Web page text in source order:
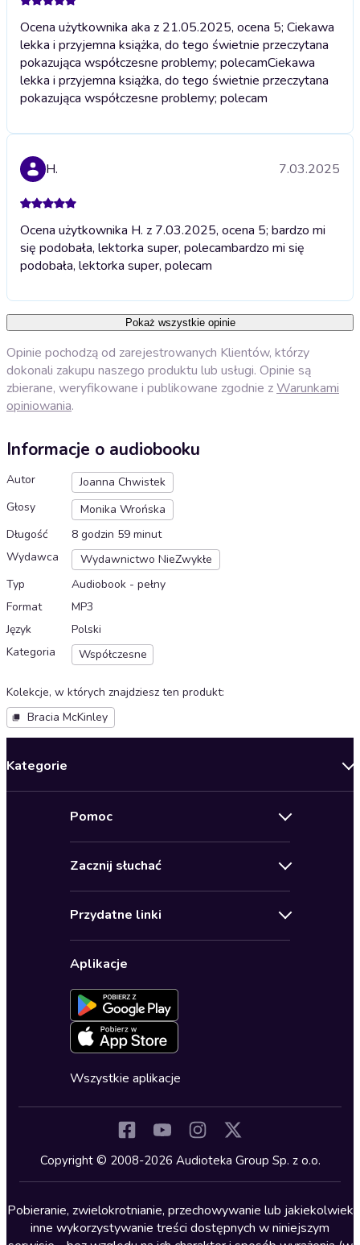
Ocena użytkownika aka z 21.05.2025, ocena 5; Ciekawa
lekka i przyjemna książka, do tego świetnie przeczytana
pokazująca współczesne problemy; polecamCiekawa
lekka i przyjemna książka, do tego świetnie przeczytana
pokazująca współczesne problemy; polecam
H. 7.03.2025
Ocena użytkownika H. z 7.03.2025, ocena 5; bardzo mi
się podobała, lektorka super, polecambardzo mi się
podobała, lektorka super, polecam
Pokaż wszystkie opinie
Opinie pochodzą od zarejestrowanych Klientów, którzy
dokonali zakupu naszego produktu lub usługi. Opinie są
zbierane, weryfikowane i publikowane zgodnie zWarunkami
opiniowania.
Informacje o audiobooku
Autor
Joanna Chwistek
Głosy
Monika Wrońska
Długość
8 godzin 59 minut
Wydawca
Wydawnictwo NieZwykłe
Typ
Audiobook - pełny
Format
MP3
Język
Polski
Kategoria
Współczesne
Kolekcje, w których znajdziesz ten produkt:
Bracia McKinley
Kategorie
Biznes, marketing, ekonomia
Dla młodzieży
Kryminały
Lektury szkolne
Literatura anglojęzyczna
Literatura faktu
Pomoc
Pomoc
Ustawienia prywatności
Formularz zgłaszania nielegalnych treści
Deklaracja dostępności
Zacznij słuchać
Karnety
Oferta dla firm i bibliotek
Przydatne linki
Dołącz do newslettera
Blog
Zapowiedzi
Cykle audiobooków
Aplikacje
Wszystkie aplikacje
Copyright © 2008-2026 Audioteka Group Sp. z o.o.
Pobieranie, zwielokrotnianie, przechowywanie lub jakiekolwiek
inne wykorzystywanie treści dostępnych w niniejszym